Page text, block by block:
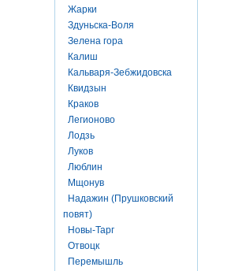
Жарки
Здуньска-Воля
Зелена гора
Калиш
Кальваря-Зебжидовска
Квидзын
Краков
Легионово
Лодзь
Луков
Люблин
Мщонув
Надажин (Прушковский
повят)
Новы-Тарг
Отвоцк
Перемышль